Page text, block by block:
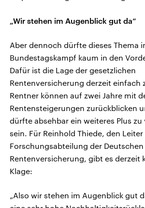
„Wir stehen im Augenblick gut da“
Aber dennoch dürfte dieses Thema
Bundestagskampf kaum in den
Dafür ist die Lage der gesetzlichen
Rentenversicherung derzeit einfach
Rentner können auf zwei Jahre mit
Rentensteigerungen zurückblicken
dürfte absehbar ein weiteres Plus zu
sein. Für Reinhold Thiede, den Leiter
Forschungsabteilung der Deutschen
Rentenversicherung, gibt es derzeit
Klage:
„Also wir stehen im Augenblick gut